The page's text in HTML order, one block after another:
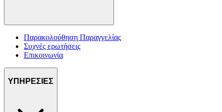
Παρακολούθηση Παραγγελίας
Συχνές ερωτήσεις
Επικοινωνία
ΥΠΗΡΕΣΙΕΣ